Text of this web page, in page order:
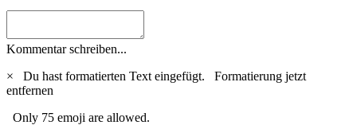
Kommentar schreiben...
×
Du hast formatierten Text eingefügt. Formatierung jetzt
entfernen
Only 75 emoji are allowed.